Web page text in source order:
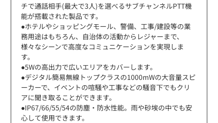
チで通話相手(最大で3人)を選べるサブチャンネルPTT機
能が搭載された製品です。
●ホテルやショッピングモール、警備、工事/建設等の業
務用途はもちろん、自治体の活動からレジャーまで、
様々なシーンで高度なコミュニケーションを実現しま
す。
●5Wの高出力で広いエリアをカバーします。
●デジタル簡易無線トップクラスの1000mWの大音量スピ
ーカーで、イベントの喧騒や工事などの騒音下でもクリ
アに聞き取ることができます。
●IP67/66/55/54の防塵・防水性能。雨や砂埃の中でも安
心して使用できます。